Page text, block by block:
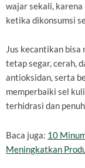
wajar sekali,
ketika dikonsumsi
Jus kecantikan bisa
tetap segar, cerah,
antioksidan, serta
memperbaiki sel
terhidrasi dan
Baca juga: 10
Meningkatkan